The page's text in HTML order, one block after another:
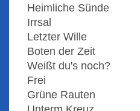
Heimliche Sünde
Irrsal
Letzter Wille
Boten der Zeit
Weißt du's noch?
Frei
Grüne Rauten